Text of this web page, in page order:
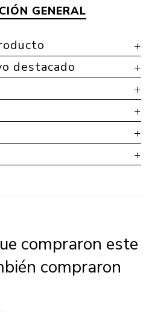
GENERAL
destacado
compraron este
compraron